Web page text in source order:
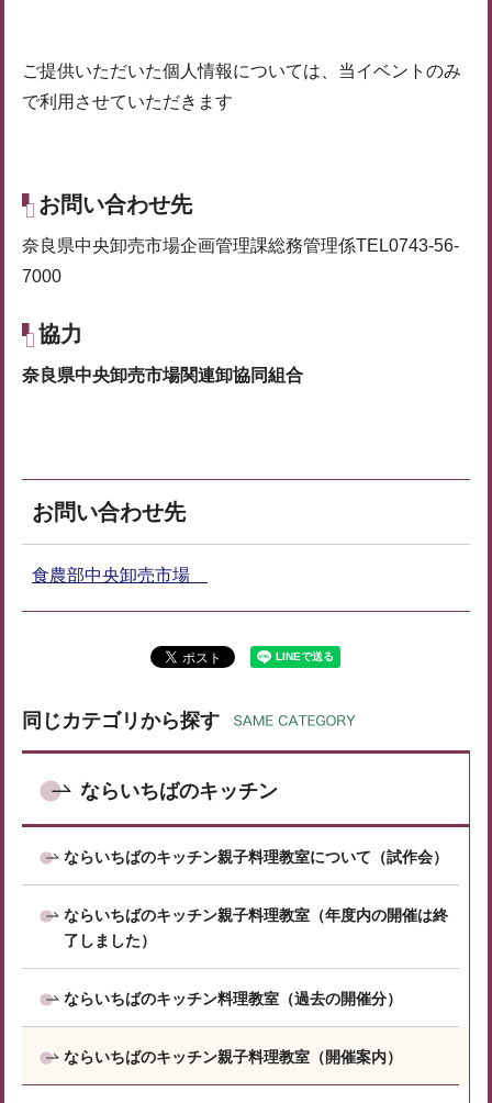
ご提供いただいた個人情報については、当イベントのみ
で利用させていただきます
お問い合わせ先
奈良県中央卸売市場企画管理課総務管理係TEL0743-56-
7000
協力
奈良県中央卸売市場関連卸協同組合
お問い合わせ先
食農部中央卸売市場
同じカテゴリから探す
ならいちばのキッチン
ならいちばのキッチン親子料理教室について（試作会）
ならいちばのキッチン親子料理教室（年度内の開催は終
了しました）
ならいちばのキッチン料理教室（過去の開催分）
ならいちばのキッチン親子料理教室（開催案内）